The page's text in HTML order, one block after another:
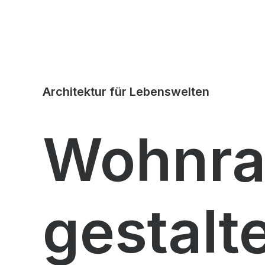
Architektur für Lebenswelten